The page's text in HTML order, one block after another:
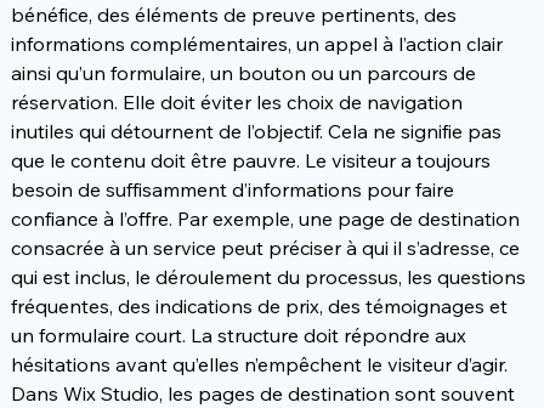
bénéfice, des éléments de preuve pertinents, des
informations complémentaires, un appel à l’action clair
ainsi qu’un formulaire, un bouton ou un parcours de
réservation. Elle doit éviter les choix de navigation
inutiles qui détournent de l’objectif. Cela ne signifie pas
que le contenu doit être pauvre. Le visiteur a toujours
besoin de suffisamment d’informations pour faire
confiance à l’offre. Par exemple, une page de destination
consacrée à un service peut préciser à qui il s’adresse, ce
qui est inclus, le déroulement du processus, les questions
fréquentes, des indications de prix, des témoignages et
un formulaire court. La structure doit répondre aux
hésitations avant qu’elles n’empêchent le visiteur d’agir.
Dans Wix Studio, les pages de destination sont souvent